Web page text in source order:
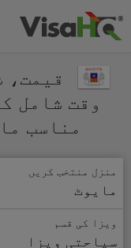
قیمت،
وقت شامل
مناسب
منزل منتخب کریں
مایوٹ
ویزا کی قسم
سیاحتی ویزا